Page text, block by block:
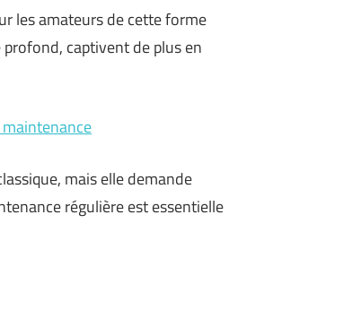
les amateurs de cette forme
captivent de plus en
mais elle demande
régulière est essentielle